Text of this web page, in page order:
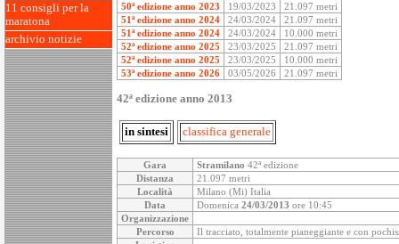
11 consigli per la
maratona
archivio notizie
50ª edizione anno 2023
19/03/2023
21.097 metri
51ª edizione anno 2024
24/03/2024
21.097 metri
51ª edizione anno 2024
24/03/2024
10.000 metri
52ª edizione anno 2025
23/03/2025
21.097 metri
52ª edizione anno 2025
23/03/2025
10.000 metri
53ª edizione anno 2026
03/05/2026 21.097 metri
42ª edizione anno 2013
in sintesi classifica generale
Gara Stramilano 42ª edizione
Distanza
21.097 metri
Località
Milano (Mi) Italia
Data
Domenica 24/03/2013 ore 10:45
Organizzazione
Percorso
Il tracciato, totalmente pianeggiante e con